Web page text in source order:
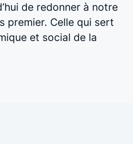
de redonner à notre
premier. Celle qui sert
et social de la